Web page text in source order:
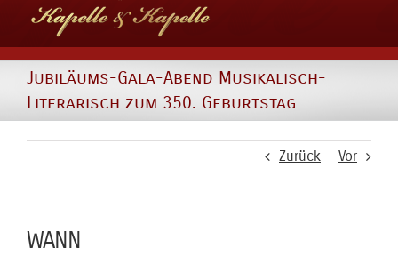
Jubiläums-Gala-Abend Musikalisch-
Literarisch zum 350. Geburtstag
Zurück Vor
WANN